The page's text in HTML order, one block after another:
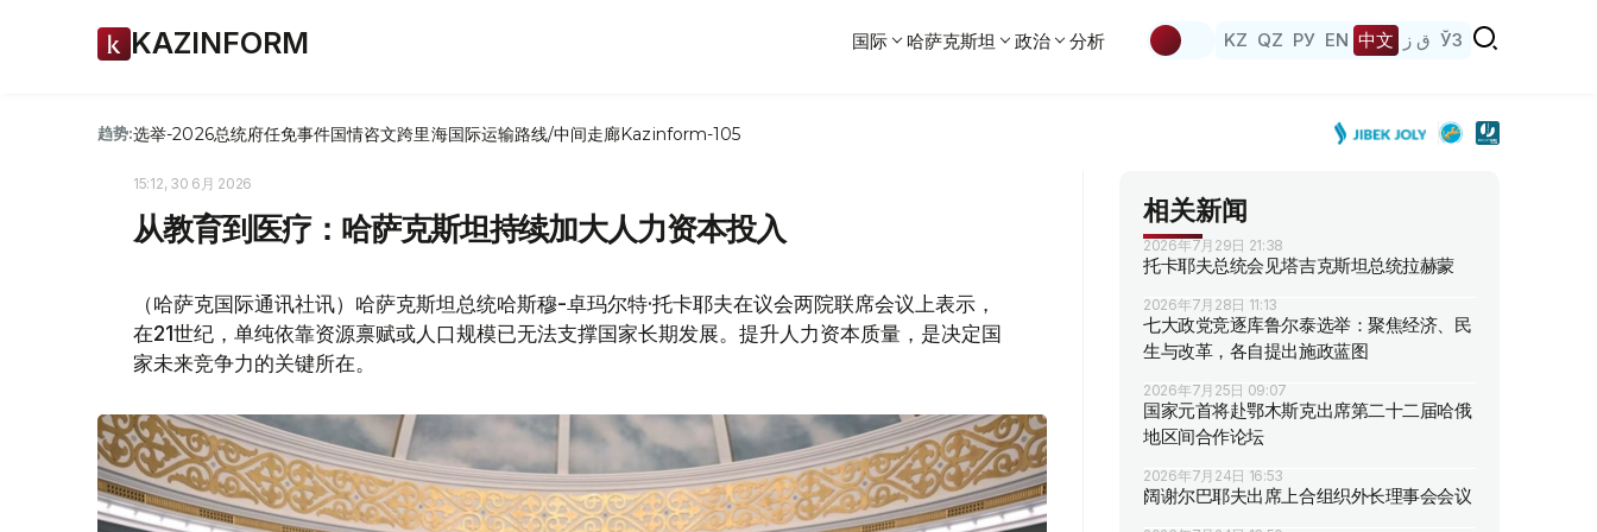
KAZINFORM 国际 哈萨克斯坦 政治 分析 KZ QZ РУ EN 中文 ق ز ЎЗ
趋势:选举-2026总统府任免事件国情咨文跨里海国际运输路线/中间走廊Kazinform-105
15:12, 30 6月 2026
从教育到医疗：哈萨克斯坦持续加大人力资本投入
（哈萨克国际通讯社讯）哈萨克斯坦总统哈斯穆-卓玛尔特·托卡耶夫在议会两院联席会议上表示，
在21世纪，单纯依靠资源禀赋或人口规模已无法支撑国家长期发展。提升人力资本质量，是决定国
家未来竞争力的关键所在。
相关新闻
2026年7月29日 21:38
托卡耶夫总统会见塔吉克斯坦总统拉赫蒙
2026年7月28日 11:13
七大政党竞逐库鲁尔泰选举：聚焦经济、民
生与改革，各自提出施政蓝图
2026年7月25日 09:07
国家元首将赴鄂木斯克出席第二十二届哈俄
地区间合作论坛
2026年7月24日 16:53
阔谢尔巴耶夫出席上合组织外长理事会会议